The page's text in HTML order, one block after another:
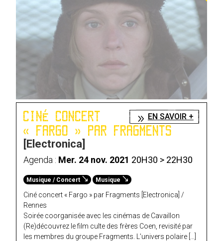
EN SAVOIR +
CINÉ CONCERT
« FARGO » PAR FRAGMENTS
[Electronica]
Agenda : Mer. 24 nov. 2021 20H30 > 22H30
Musique / Concert Musique
Ciné concert « Fargo » par Fragments [Electronica] /
Rennes
Soirée coorganisée avec les cinémas de Cavaillon
(Re)découvrez le film culte des frères Coen, revisité par
les membres du groupe Fragments. L’univers polaire […]